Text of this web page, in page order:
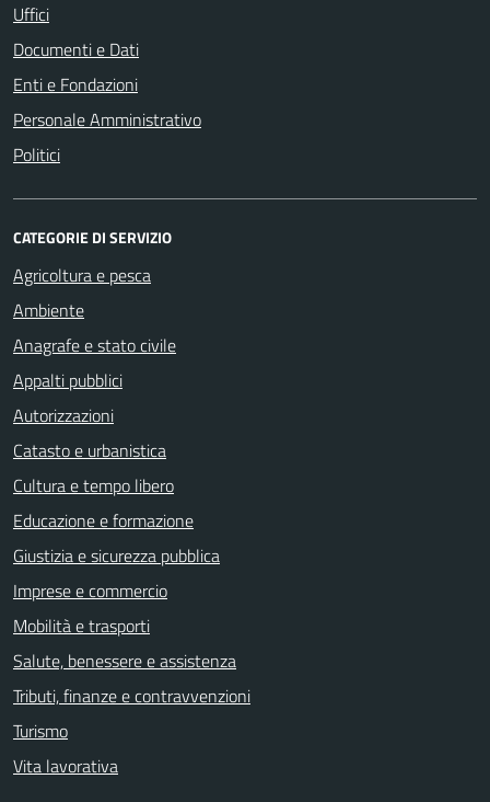
Uffici
Documenti e Dati
Enti e Fondazioni
Personale Amministrativo
Politici
CATEGORIE DI SERVIZIO
Agricoltura e pesca
Ambiente
Anagrafe e stato civile
Appalti pubblici
Autorizzazioni
Catasto e urbanistica
Cultura e tempo libero
Educazione e formazione
Giustizia e sicurezza pubblica
Imprese e commercio
Mobilità e trasporti
Salute, benessere e assistenza
Tributi, finanze e contravvenzioni
Turismo
Vita lavorativa